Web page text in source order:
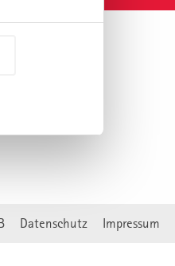
Datenschutz Impressum